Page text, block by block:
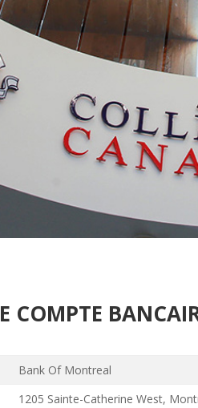
COMPTE
Bank Of Montreal
1205 Sainte-Catherine West,